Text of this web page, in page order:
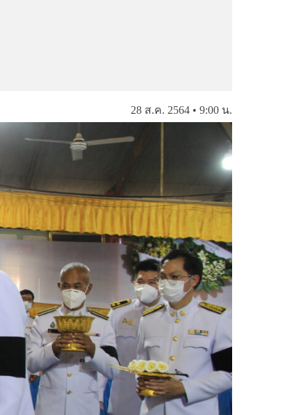
28 ส.ค. 2564 • 9:00 น.